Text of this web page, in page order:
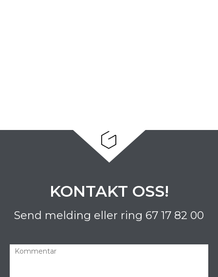
KONTAKT OSS!
Send melding eller ring 67 17 82 00